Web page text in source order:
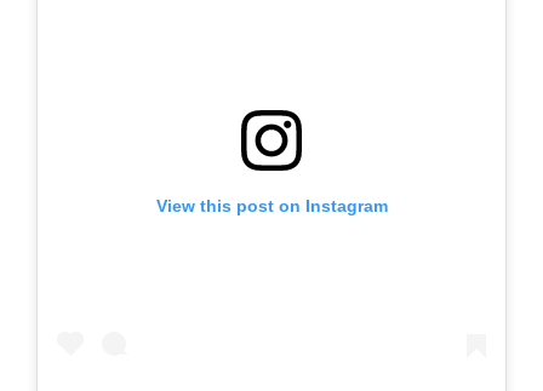
View this post on Instagram